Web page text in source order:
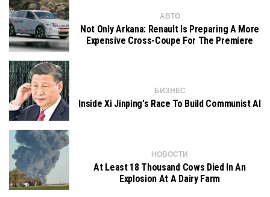
АВТО
Not Only Arkana: Renault Is Preparing A More
Expensive Cross-Coupe For The Premiere
БИЗНЕС
Inside Xi Jinping's Race To Build Communist AI
НОВОСТИ
At Least 18 Thousand Cows Died In An
Explosion At A Dairy Farm